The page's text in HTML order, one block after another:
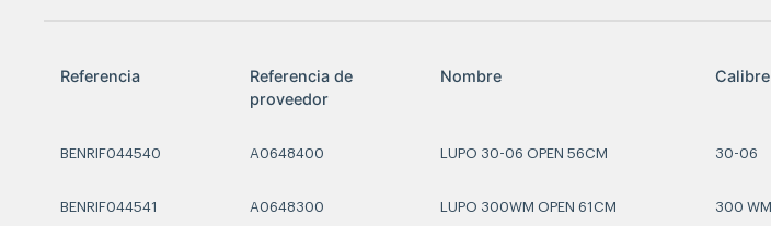
Referencia
Referencia de
proveedor
Nombre Calibre
BENRIF044540 A0648400 LUPO 30-06 OPEN 56CM 30-06
BENRIF044541 A0648300 LUPO 300WM OPEN 61CM 300 WM